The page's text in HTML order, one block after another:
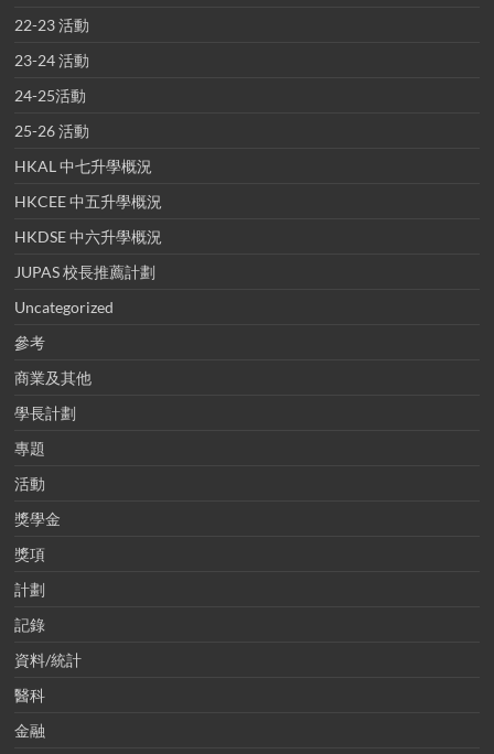
22-23 活動
23-24 活動
24-25活動
25-26 活動
HKAL 中七升學概況
HKCEE 中五升學概況
HKDSE 中六升學概況
JUPAS 校長推薦計劃
Uncategorized
參考
商業及其他
學長計劃
專題
活動
獎學金
獎項
計劃
記錄
資料/統計
醫科
金融